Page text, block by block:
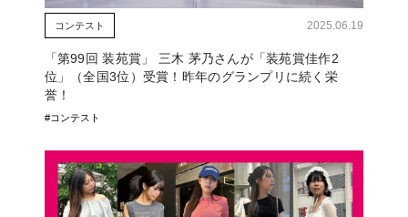
コンテスト 2025.06.19
「第99回 装苑賞」 三木 茅乃さんが「装苑賞佳作2
位」（全国3位）受賞！昨年のグランプリに続く栄
誉！
#コンテスト